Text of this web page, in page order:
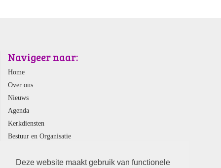
Deze website maakt gebruik van functionele
Navigeer naar:
Home
Over ons
Nieuws
Agenda
Kerkdiensten
Bestuur en Organisatie
Contact